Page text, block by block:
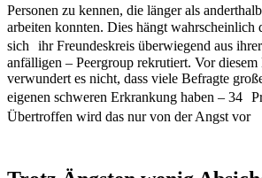
Personen zu kennen, die länger als
arbeiten konnten. Dies hängt wahrscheinlich
sich ihr Freundeskreis überwiegend aus
anfälligen – Peergroup rekrutiert. Vor
verwundert es nicht, dass viele Befragte
eigenen schweren Erkrankung haben – 34
Übertroffen wird das nur von der Angst vor